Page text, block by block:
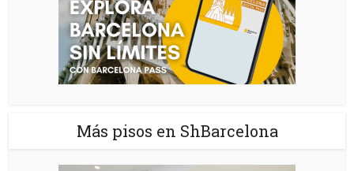
Más pisos en ShBarcelona